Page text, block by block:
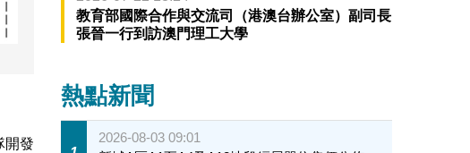
開發
教育部國際合作與交流司（港澳台辦公室）副司長
張晉一行到訪澳門理工大學
熱點新聞
2026-08-03 09:01